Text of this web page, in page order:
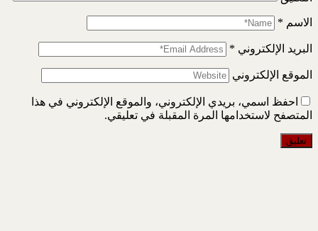
الاسم *
البريد الإلكتروني *
الموقع الإلكتروني
احفظ اسمي، بريدي الإلكتروني، والموقع الإلكتروني في هذا
المتصفح لاستخدامها المرة المقبلة في تعليقي.